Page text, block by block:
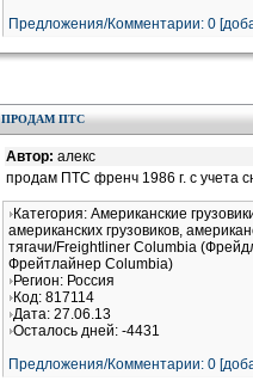
Предложения/Комментарии: 0
ПРОДАМ ПТС
Автор: алекс
продам ПТС френч 1986 г. с учета
Категория: Американские
американских грузовиков,
тягачи/Freightliner Columbia
Фрейтлайнер Columbia)
Регион: Россия
Код: 817114
Дата: 27.06.13
Осталось дней: -4431
Предложения/Комментарии: 0